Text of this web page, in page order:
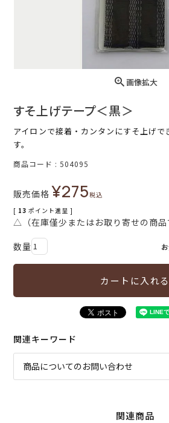
画像拡大
すそ上げテープ＜黒＞
アイロンで接着・カンタンにすそ上げで
す。
商品コード 504095
販売価格 ¥275税込
[ 13 ポイント進呈 ]
△（在庫僅少またはお取り寄せの商品
カートに入れる
関連キーワード
商品についてのお問い合わせ
関連商品